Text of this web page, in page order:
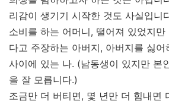
리감이 생기기 시작한 것도 사실입니
소비를 하는 어머니, 떨어져 있었지
다고 주장하는 아버지, 아버지를 싫
사이에 있는 나. (남동생이 있지만 본
을 잘 모릅니다.)
조금만 더 버티면, 몇 년만 더 힘내면